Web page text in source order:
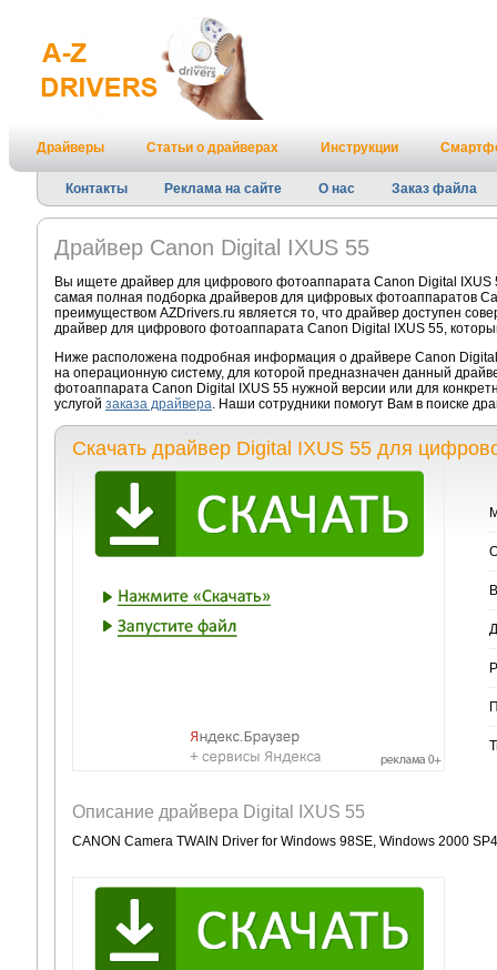
Драйверы Статьи о драйверах Инструкции
Контакты Реклама на сайте О нас Заказ файла
Драйвер Canon Digital IXUS 55
Вы ищете драйвер для цифрового фотоаппарата Canon Digital
самая полная подборка драйверов для цифровых фотоаппаратов
преимуществом AZDrivers.ru является то, что драйвер доступен
драйвер для цифрового фотоаппарата Canon Digital IXUS 55,
Ниже расположена подробная информация о драйвере Canon
на операционную систему, для которой предназначен данный
фотоаппарата Canon Digital IXUS 55 нужной версии или для
услугой заказа драйвера. Наши сотрудники помогут Вам в поиске
Скачать драйвер Digital IXUS 55 для
Описание драйвера Digital IXUS 55
CANON Camera TWAIN Driver for Windows 98SE, Windows 2000 SP4